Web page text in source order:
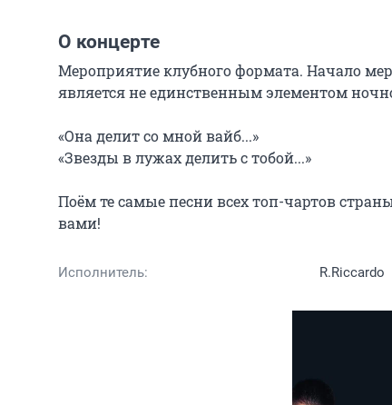
О концерте
Мероприятие клубного формата. Начало
является не единственным элементом
«Она делит со мной вайб...»
«Звезды в лужах делить с тобой...»
Поём те самые песни всех топ-чартов
вами!
Исполнитель: R.Riccardo